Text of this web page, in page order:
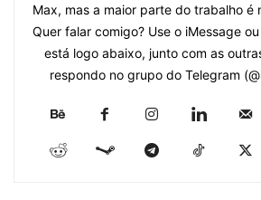
Max, mas a maior parte do trabalho é
Quer falar comigo? Use o iMessage
está logo abaixo, junto com as
respondo no grupo do Telegram